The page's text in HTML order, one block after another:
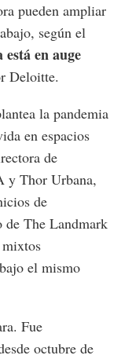
pueden ampliar
según el
en auge
Deloitte.
la pandemia
en espacios
de
y Thor Urbana,
de
de The Landmark
mixtos
el mismo
Fue
octubre de